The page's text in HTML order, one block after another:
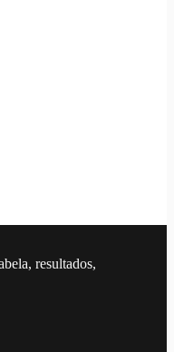
resultados,